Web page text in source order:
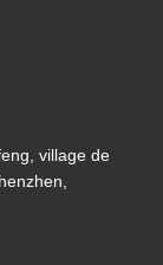
village de